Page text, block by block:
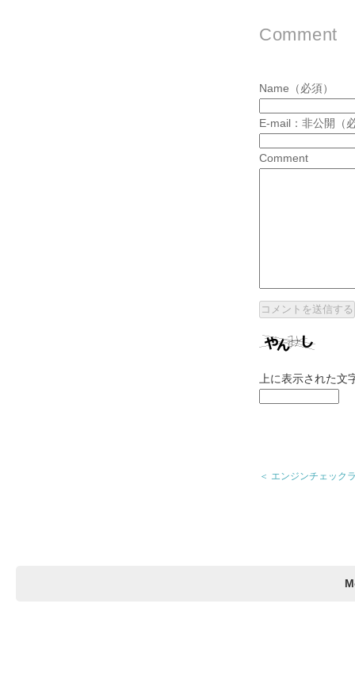
Comment
Name（必須）
E-mail：非公開（
Comment
上に表示された文
＜ エンジンチェック